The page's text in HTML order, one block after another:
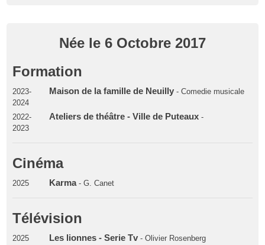
Née le 6 Octobre 2017
Formation
2023-
2024
Maison de la famille de Neuilly- Comedie musicale
2022-
2023
Ateliers de théâtre - Ville de Puteaux-
Cinéma
2025 Karma- G. Canet
Télévision
2025 Les lionnes - Serie Tv- Olivier Rosenberg